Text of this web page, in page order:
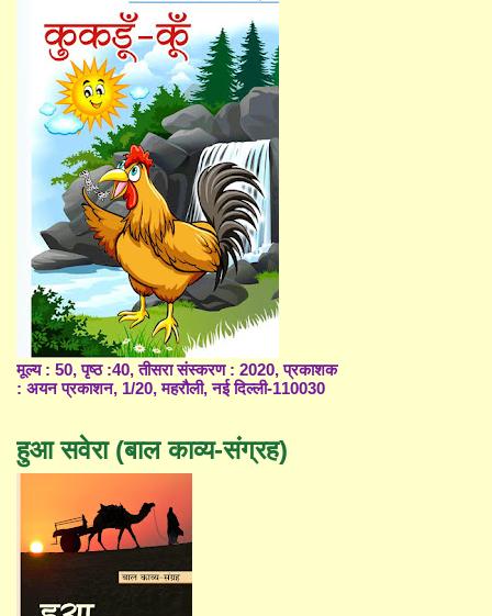
मूल्य : 50, पृष्ठ :40, तीसरा संस्करण : 2020, प्रकाशक
: अयन प्रकाशन, 1/20, महरौली, नई दिल्ली-110030
हुआ सवेरा (बाल काव्य-संग्रह)